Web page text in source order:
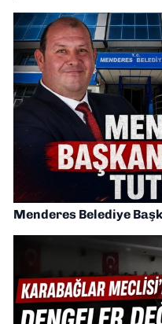
Menderes Belediye